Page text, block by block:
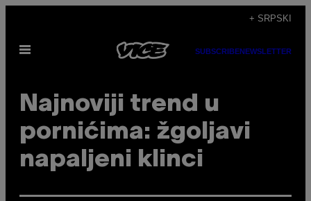
садржај
+ SRPSKI
Otvori
SUBSCRIBENEWSLETTER
Najnoviji trend u
pornićima: žgoljavi
napaljeni klinci